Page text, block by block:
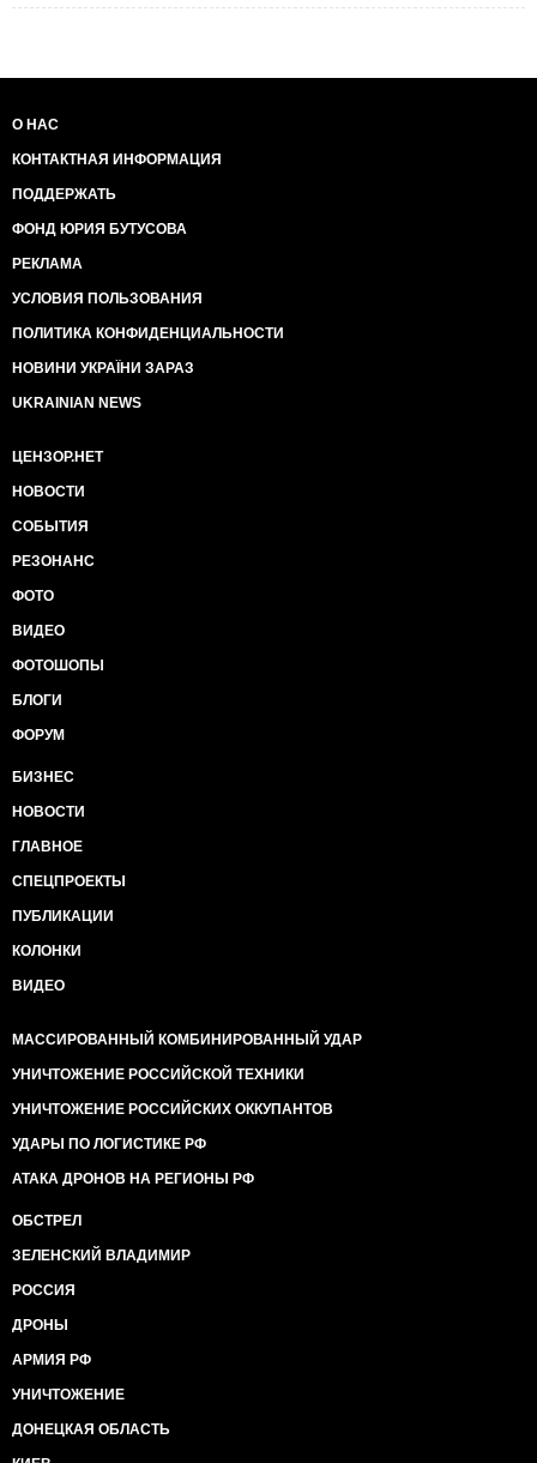
О НАС
КОНТАКТНАЯ ИНФОРМАЦИЯ
ПОДДЕРЖАТЬ
ФОНД ЮРИЯ БУТУСОВА
РЕКЛАМА
УСЛОВИЯ ПОЛЬЗОВАНИЯ
ПОЛИТИКА КОНФИДЕНЦИАЛЬНОСТИ
НОВИНИ УКРАЇНИ ЗАРАЗ
UKRAINIAN NEWS
ЦЕНЗОР.НЕТ
НОВОСТИ
СОБЫТИЯ
РЕЗОНАНС
ФОТО
ВИДЕО
ФОТОШОПЫ
БЛОГИ
ФОРУМ
БИЗНЕС
НОВОСТИ
ГЛАВНОЕ
СПЕЦПРОЕКТЫ
ПУБЛИКАЦИИ
КОЛОНКИ
ВИДЕО
МАССИРОВАННЫЙ КОМБИНИРОВАННЫЙ УДАР
УНИЧТОЖЕНИЕ РОССИЙСКОЙ ТЕХНИКИ
УНИЧТОЖЕНИЕ РОССИЙСКИХ ОККУПАНТОВ
УДАРЫ ПО ЛОГИСТИКЕ РФ
АТАКА ДРОНОВ НА РЕГИОНЫ РФ
ОБСТРЕЛ
ЗЕЛЕНСКИЙ ВЛАДИМИР
РОССИЯ
ДРОНЫ
АРМИЯ РФ
УНИЧТОЖЕНИЕ
ДОНЕЦКАЯ ОБЛАСТЬ